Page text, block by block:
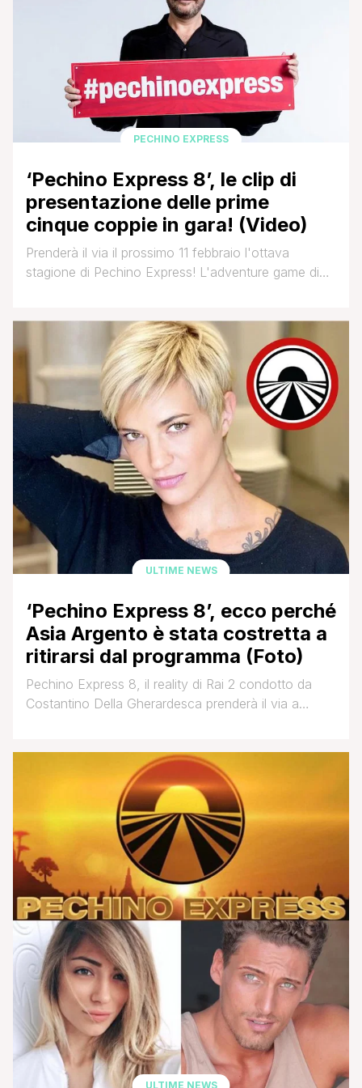
PECHINO EXPRESS
‘Pechino Express 8’, le clip di
presentazione delle prime
cinque coppie in gara! (Video)
Prenderà il via il prossimo 11 febbraio l'ottava
stagione di Pechino Express! L'adventure game di
protagonisti impegnati quest'anno in un meraviglioso
ma anche difficoltoso viaggio attraverso la
Thailandia, la Cina e la Corea del Sud. In attesa di
vederli all'opera [']
ULTIME NEWS
‘Pechino Express 8’, ecco perché
Asia Argento è stata costretta a
ritirarsi dal programma (Foto)
Pechino Express 8, il reality di Rai 2 condotto da
Costantino Della Gherardesca prenderà il via a
Gemma, figlia del celebre attore Giuliano Gemma e
l'ex gieffino Gennaro Lillio in coppia con Luciano
Punzo. Le puntante sono state già registrate nelle [']
ULTIME NEWS